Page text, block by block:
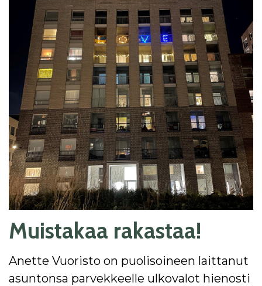
Muistakaa rakastaa!
Anette Vuoristo on puolisoineen laittanut
asuntonsa parvekkeelle ulkovalot hienosti